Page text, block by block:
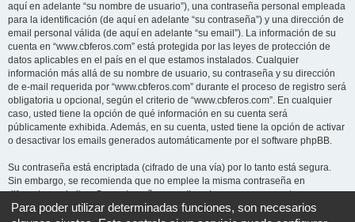
aquí en adelante “su nombre de usuario”), una contraseña personal empleada
para la identificación (de aquí en adelante “su contraseña”) y una dirección de
email personal válida (de aquí en adelante “su email”). La información de su
cuenta en “www.cbferos.com” está protegida por las leyes de protección de
datos aplicables en el país en el que estamos instalados. Cualquier
información más allá de su nombre de usuario, su contraseña y su dirección
de e-mail requerida por “www.cbferos.com” durante el proceso de registro será
obligatoria u opcional, según el criterio de “www.cbferos.com”. En cualquier
caso, usted tiene la opción de qué información en su cuenta será
públicamente exhibida. Además, en su cuenta, usted tiene la opción de activar
o desactivar los emails generados automáticamente por el software phpBB.
Su contraseña está encriptada (cifrado de una vía) por lo tanto está segura.
Sin embargo, se recomienda que no emplee la misma contraseña en
diferentes websites. Su contraseña garantiza el acceso a su cuenta en
“www.cbferos.com”, por favor guárdela cuidadosamente y bajo ninguna
Para poder utilizar determinadas funciones, son necesarios